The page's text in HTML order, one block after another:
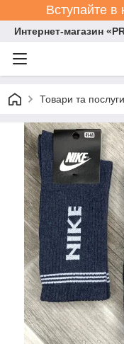
Вступайте
Интернет-магазин
Товари та послуги